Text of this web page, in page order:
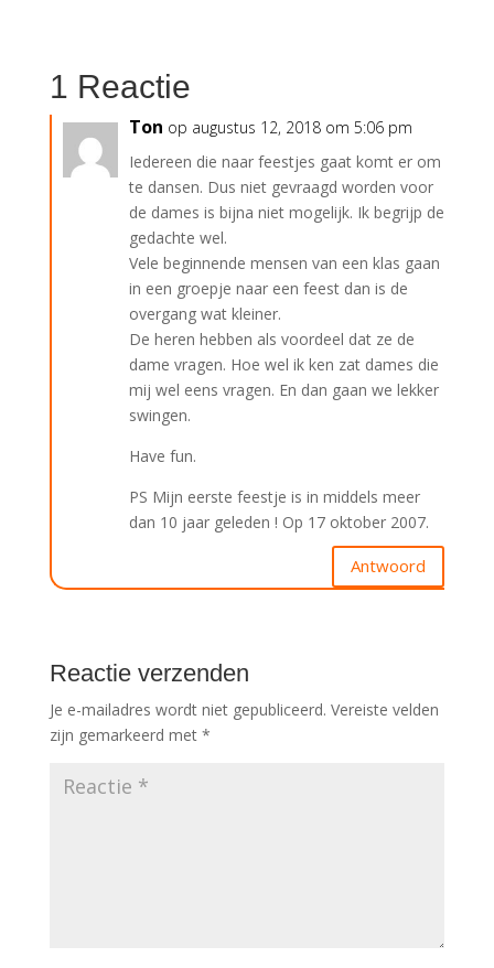
1 Reactie
Ton op augustus 12, 2018 om 5:06 pm
Iedereen die naar feestjes gaat komt er om
te dansen. Dus niet gevraagd worden voor
de dames is bijna niet mogelijk. Ik begrijp de
gedachte wel.
Vele beginnende mensen van een klas gaan
in een groepje naar een feest dan is de
overgang wat kleiner.
De heren hebben als voordeel dat ze de
dame vragen. Hoe wel ik ken zat dames die
mij wel eens vragen. En dan gaan we lekker
swingen.
Have fun.
PS Mijn eerste feestje is in middels meer
dan 10 jaar geleden ! Op 17 oktober 2007.
Antwoord
Reactie verzenden
Je e-mailadres wordt niet gepubliceerd. Vereiste velden
zijn gemarkeerd met *